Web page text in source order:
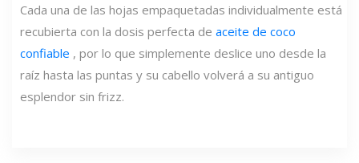
Cada una de las hojas empaquetadas individualmente está
recubierta con la dosis perfecta de aceite de coco
confiable , por lo que simplemente deslice uno desde la
raíz hasta las puntas y su cabello volverá a su antiguo
esplendor sin frizz.